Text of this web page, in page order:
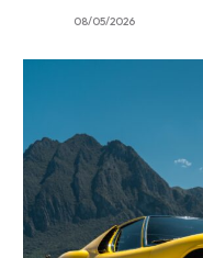
08/05/2026